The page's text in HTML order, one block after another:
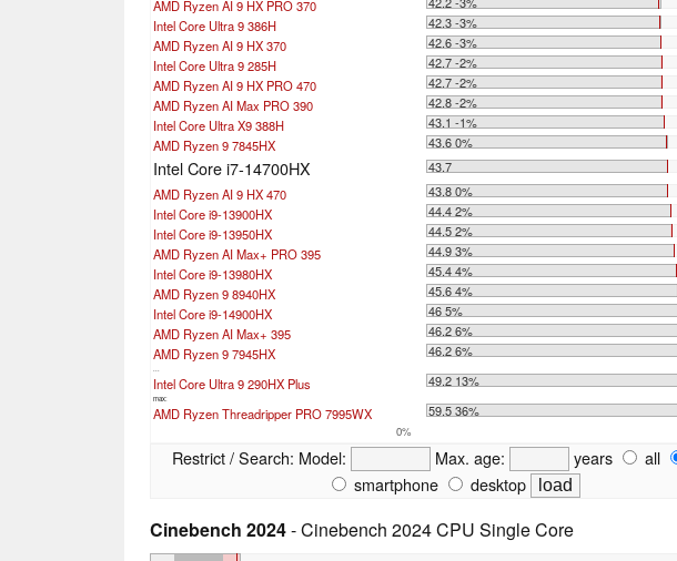
AMD Ryzen AI 9 HX PRO 370
Intel Core Ultra 9 386H
42.3 -3%
AMD Ryzen AI 9 HX 370
42.6 -3%
Intel Core Ultra 9 285H
42.7 -2%
AMD Ryzen AI 9 HX PRO 470
42.7 -2%
AMD Ryzen AI Max PRO 390
42.8 -2%
Intel Core Ultra X9 388H
43.1 -1%
AMD Ryzen 9 7845HX
43.6 0%
Intel Core i7-14700HX
43.7
AMD Ryzen AI 9 HX 470
43.8 0%
Intel Core i9-13900HX
44.4 2%
Intel Core i9-13950HX
44.5 2%
AMD Ryzen AI Max+ PRO 395
44.9 3%
Intel Core i9-13980HX
45.4 4%
AMD Ryzen 9 8940HX
45.6 4%
Intel Core i9-14900HX
46 5%
AMD Ryzen AI Max+ 395
46.2 6%
AMD Ryzen 9 7945HX
46.2 6%
Intel Core Ultra 9 290HX Plus 49.2 13%
max:
AMD Ryzen Threadripper PRO 7995WX 59.5 36%
0%
Restrict / Search: Model: Max. age: years all
smartphone
desktop
Cinebench 2024- Cinebench 2024 CPU Single Core